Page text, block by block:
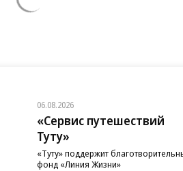
06.08.2026
«Сервис путешествий
Туту»
«Туту» поддержит
фонд «Линия Жизни»